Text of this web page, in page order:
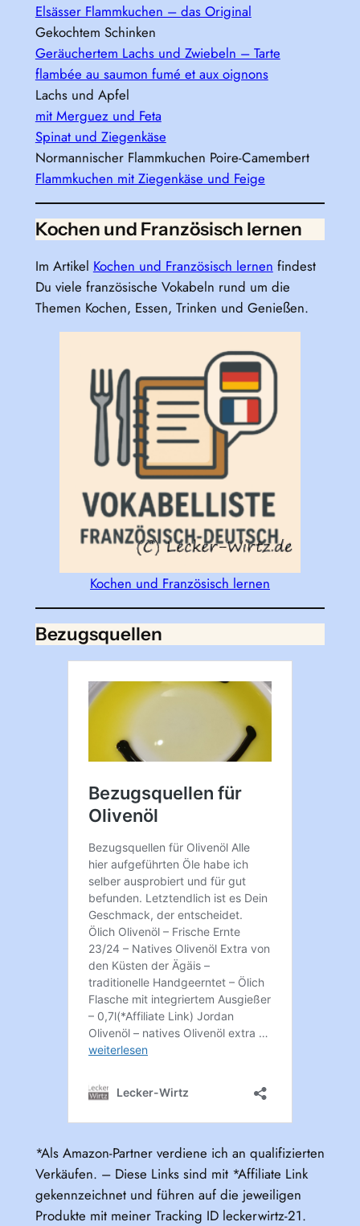
Elsässer Flammkuchen – das Original
Gekochtem Schinken
Geräuchertem Lachs und Zwiebeln – Tarte
flambée au saumon fumé et aux oignons
Lachs und Apfel
mit Merguez und Feta
Spinat und Ziegenkäse
Normannischer Flammkuchen Poire-Camembert
Flammkuchen mit Ziegenkäse und Feige
Kochen und Französisch lernen
Im Artikel Kochen und Französisch lernen findest
Du viele französische Vokabeln rund um die
Themen Kochen, Essen, Trinken und Genießen.
Kochen und Französisch lernen
Bezugsquellen
*Als Amazon-Partner verdiene ich an qualifizierten
Verkäufen. – Diese Links sind mit *Affiliate Link
gekennzeichnet und führen auf die jeweiligen
Produkte mit meiner Tracking ID leckerwirtz-21.